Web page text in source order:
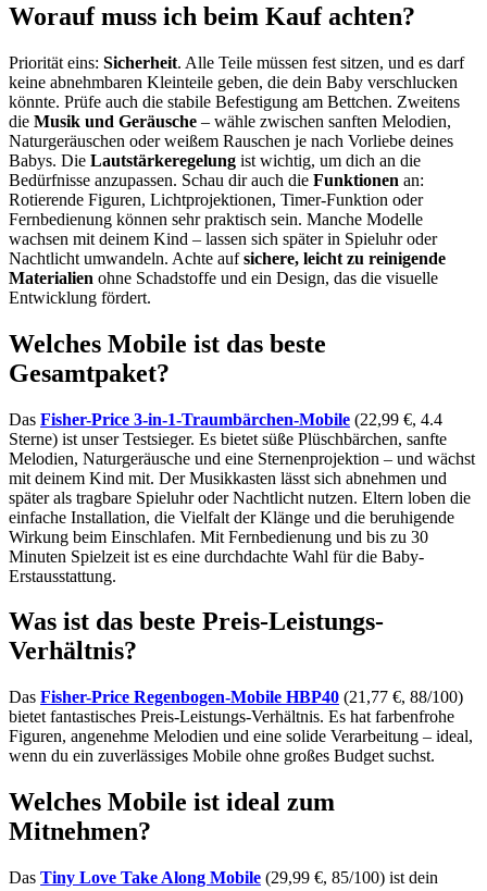
Worauf muss ich beim Kauf achten?
Priorität eins: Sicherheit. Alle Teile müssen fest sitzen, und es darf
keine abnehmbaren Kleinteile geben, die dein Baby verschlucken
könnte. Prüfe auch die stabile Befestigung am Bettchen. Zweitens
die Musik und Geräusche – wähle zwischen sanften Melodien,
Naturgeräuschen oder weißem Rauschen je nach Vorliebe deines
Babys. Die Lautstärkeregelung ist wichtig, um dich an die
Bedürfnisse anzupassen. Schau dir auch die Funktionen an:
Rotierende Figuren, Lichtprojektionen, Timer-Funktion oder
Fernbedienung können sehr praktisch sein. Manche Modelle
wachsen mit deinem Kind – lassen sich später in Spieluhr oder
Nachtlicht umwandeln. Achte aufsichere, leicht zu reinigende
Materialien ohne Schadstoffe und ein Design, das die visuelle
Entwicklung fördert.
Welches Mobile ist das beste
Gesamtpaket?
Das Fisher-Price 3-in-1-Traumbärchen-Mobile (22,99 €, 4.4
Sterne) ist unser Testsieger. Es bietet süße Plüschbärchen, sanfte
Melodien, Naturgeräusche und eine Sternenprojektion – und wächst
mit deinem Kind mit. Der Musikkasten lässt sich abnehmen und
später als tragbare Spieluhr oder Nachtlicht nutzen. Eltern loben die
einfache Installation, die Vielfalt der Klänge und die beruhigende
Wirkung beim Einschlafen. Mit Fernbedienung und bis zu 30
Minuten Spielzeit ist es eine durchdachte Wahl für die Baby-
Erstausstattung.
Was ist das beste Preis-Leistungs-
Verhältnis?
Das Fisher-Price Regenbogen-Mobile HBP40 (21,77 €, 88/100)
bietet fantastisches Preis-Leistungs-Verhältnis. Es hat farbenfrohe
Figuren, angenehme Melodien und eine solide Verarbeitung – ideal,
wenn du ein zuverlässiges Mobile ohne großes Budget suchst.
Welches Mobile ist ideal zum
Mitnehmen?
Das Tiny Love Take Along Mobile (29,99 €, 85/100) ist dein